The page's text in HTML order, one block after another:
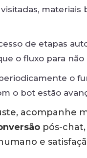
materiais
de etapas
o fluxo para não
o
o bot estão
acompanhe
pós-
e